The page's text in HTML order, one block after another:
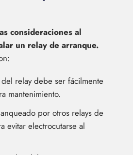
consideraciones al
un relay de arranque.
relay debe ser fácilmente
mantenimiento.
por otros relays de
evitar electrocutarse al